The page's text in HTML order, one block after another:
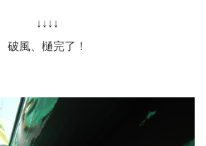
↓↓↓↓
破風、樋完了！